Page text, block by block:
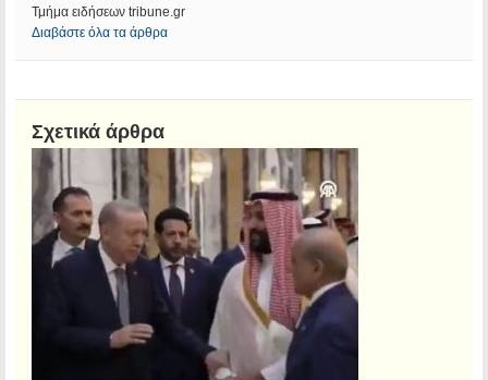
Τμήμα ειδήσεων tribune.gr
Διαβάστε όλα τα άρθρα
Σχετικά άρθρα